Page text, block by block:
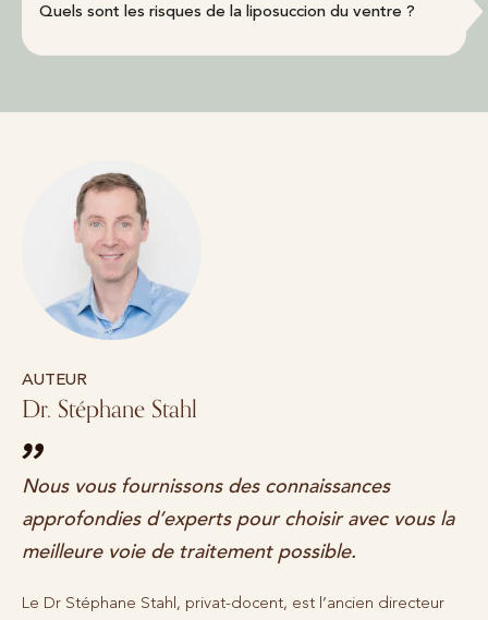
Quels sont les risques de la liposuccion du ventre ?
AUTEUR
Dr. Stéphane Stahl
Nous vous fournissons des connaissances
approfondies d’experts pour choisir avec vous la
meilleure voie de traitement possible.
Le Dr Stéphane Stahl, privat-docent, est l’ancien directeur